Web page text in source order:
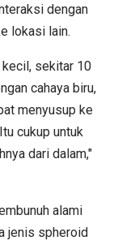
dengan
lokasi lain.
sekitar 10
cahaya biru,
menyusup ke
cukup untuk
dari dalam,"
alami
jenis spheroid